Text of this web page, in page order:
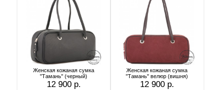
Женская кожаная сумка
"Тамань" (черный)
12 900 р.
Женская кожаная сумка
"Тамань" велюр (вишня)
12 900 р.